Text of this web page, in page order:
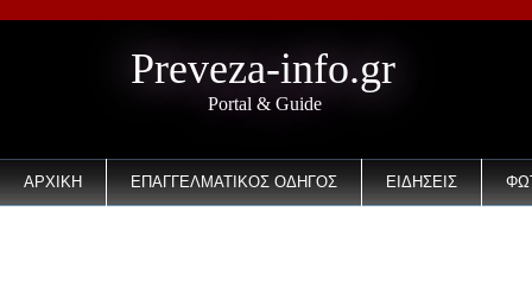
Preveza-info.gr
Portal & Guide
ΑΡΧΙΚΗ ΕΠΑΓΓΕΛΜΑΤΙΚΟΣ ΟΔΗΓΟΣ ΕΙΔΗΣΕΙΣ